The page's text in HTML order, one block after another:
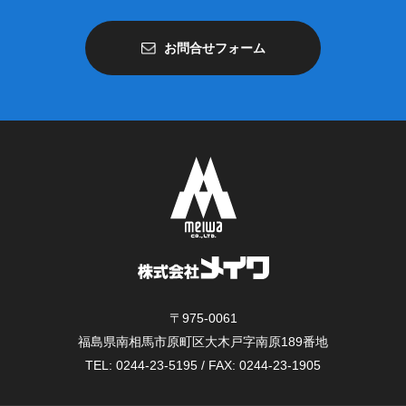
お問合せフォーム
〒975-0061
福島県南相馬市原町区大木戸字南原189番地
TEL: 0244-23-5195 / FAX: 0244-23-1905